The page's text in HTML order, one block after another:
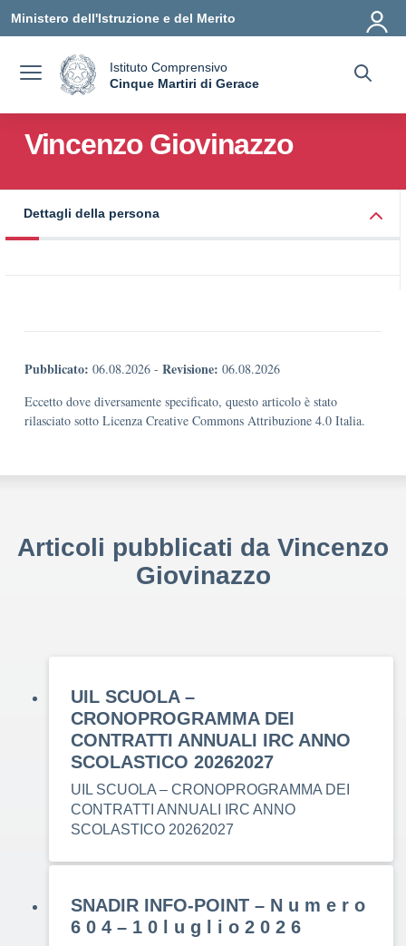
Ministero dell'Istruzione e del Merito
Istituto Comprensivo
Cinque Martiri di Gerace
Vincenzo Giovinazzo
Dettagli della persona
Pubblicato: 06.08.2026 - Revisione: 06.08.2026
Eccetto dove diversamente specificato, questo articolo è stato
rilasciato sotto Licenza Creative Commons Attribuzione 4.0 Italia.
Articoli pubblicati da Vincenzo
Giovinazzo
UIL SCUOLA –
CRONOPROGRAMMA DEI
CONTRATTI ANNUALI IRC ANNO
SCOLASTICO 20262027
UIL SCUOLA – CRONOPROGRAMMA DEI
CONTRATTI ANNUALI IRC ANNO
SCOLASTICO 20262027
SNADIR INFO-POINT – N u m e r o
6 0 4 – 1 0 l u g l i o 2 0 2 6